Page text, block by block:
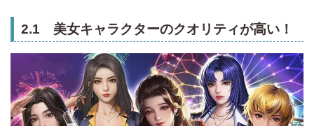
2.1 美女キャラクターのクオリティが高い！